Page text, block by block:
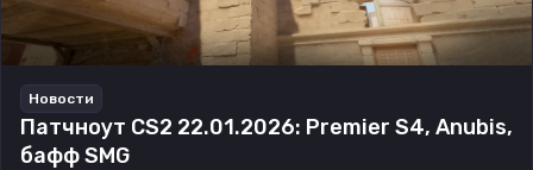
Новости
Патчноут CS2 22.01.2026: Premier S4, Anubis,
бафф SMG